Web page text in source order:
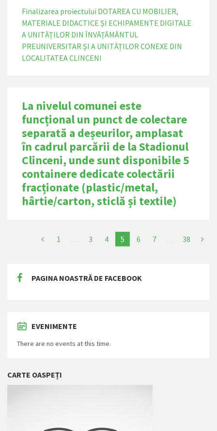
Finalizarea proiectului DOTAREA CU MOBILIER,
MATERIALE DIDACTICE ȘI ECHIPAMENTE DIGITALE
A UNITĂȚILOR DIN ÎNVĂȚĂMÂNTUL
PREUNIVERSITAR ȘI A UNITĂȚILOR CONEXE DIN
LOCALITATEA CLINCENI
La nivelul comunei este
funcțional un punct de colectare
separată a deșeurilor, amplasat
în cadrul parcării de la Stadionul
Clinceni, unde sunt disponibile 5
containere dedicate colectării
fracționate (plastic/metal,
hârtie/carton, sticlă și textile)
1 … 3 4 5 6 7 … 38
PAGINA NOASTRĂ DE FACEBOOK
EVENIMENTE
There are no events at this time.
CARTE OASPEȚI